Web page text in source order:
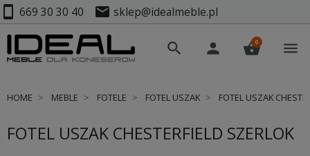
smartphone 669 30 30 40 mail sklep@idealmeble.pl
search person shopping_basket
0 menu
HOME MEBLE FOTELE FOTEL USZAK FOTEL USZAK
FOTEL USZAK CHESTERFIELD SZERLOK